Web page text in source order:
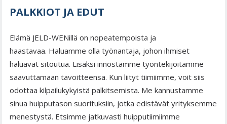
PALKKIOT JA EDUT
Elämä JELD-WENillä on nopeatempoista ja
haastavaa. Haluamme olla työnantaja, johon ihmiset
haluavat sitoutua. Lisäksi innostamme työntekijöitämme
saavuttamaan tavoitteensa. Kun liityt tiimiimme, voit siis
odottaa kilpailukykyistä palkitsemista. Me kannustamme
sinua huipputason suorituksiin, jotka edistävät yrityksemme
menestystä. Etsimme jatkuvasti huipputiimiimme